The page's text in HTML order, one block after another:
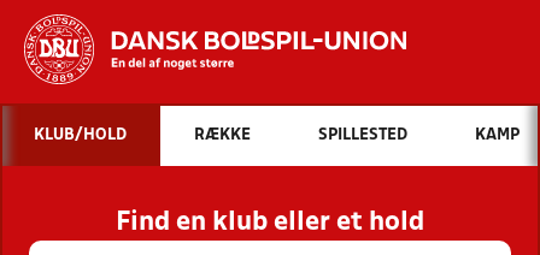
Hvad vil du søge efter?
INDHOLD OG NYHEDER
STILLINGER, RESULTATER, KLUBBER OG
HOLD
KLUB/HOLD RÆKKE SPILLESTED KAMP
Find en klub eller et hold